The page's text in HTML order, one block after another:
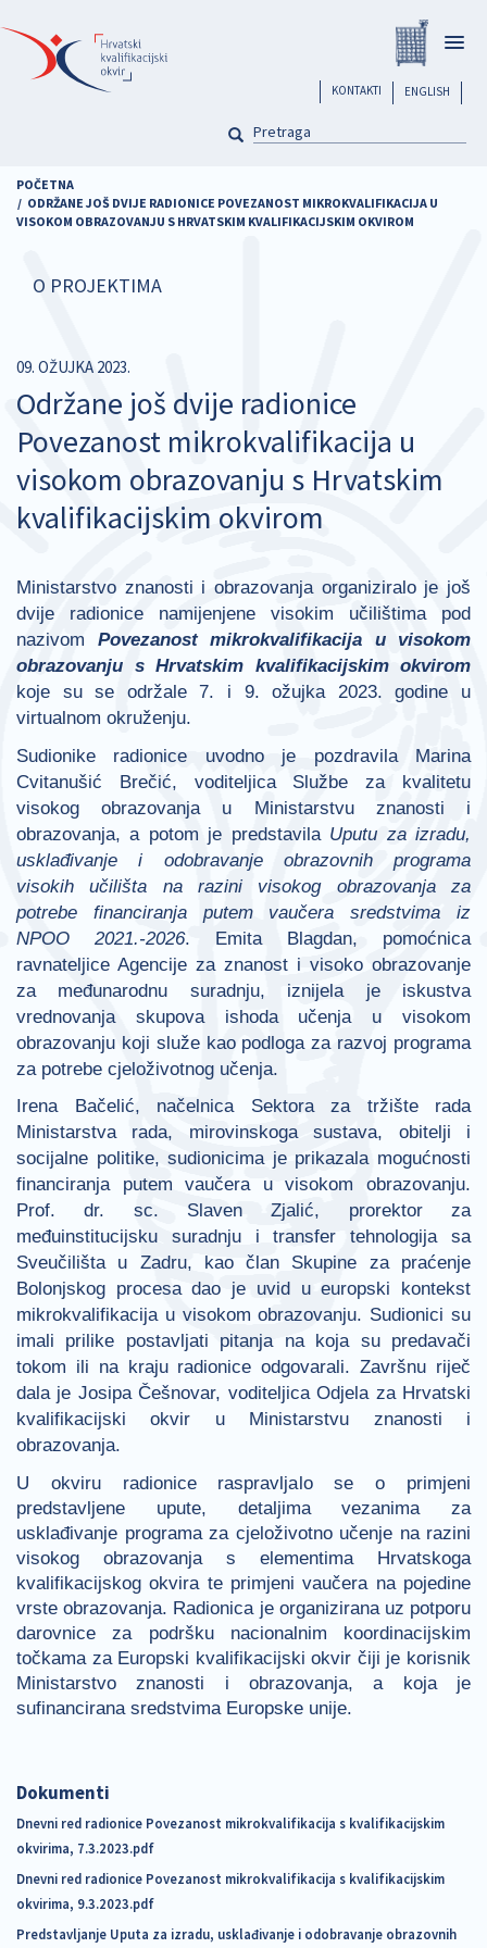
na
glavni
sadržaj
ENGLISH
header
KONTAKTI
PRETRAGA
POČETNA
ODRŽANE JOŠ DVIJE RADIONICE POVEZANOST MIKROKVALIFIKACIJA U
VISOKOM OBRAZOVANJU S HRVATSKIM KVALIFIKACIJSKIM OKVIROM
O PROJEKTIMA
09. OŽUJKA 2023.
Održane još dvije radionice
Povezanost mikrokvalifikacija u
visokom obrazovanju s Hrvatskim
kvalifikacijskim okvirom
Ministarstvo znanosti i obrazovanja organiziralo je još
dvije radionice namijenjene visokim učilištima pod
nazivom Povezanost mikrokvalifikacija u visokom
obrazovanju s Hrvatskim kvalifikacijskim okvirom
koje su se održale 7. i 9. ožujka 2023. godine u
virtualnom okruženju.
Sudionike radionice uvodno je pozdravila Marina
Cvitanušić Brečić, voditeljica Službe za kvalitetu
visokog obrazovanja u Ministarstvu znanosti i
obrazovanja, a potom je predstavila Uputu za izradu,
usklađivanje i odobravanje obrazovnih programa
visokih učilišta na razini visokog obrazovanja za
potrebe financiranja putem vaučera sredstvima iz
NPOO 2021.-2026. Emita Blagdan, pomoćnica
ravnateljice Agencije za znanost i visoko obrazovanje
za međunarodnu suradnju, iznijela je iskustva
vrednovanja skupova ishoda učenja u visokom
obrazovanju koji služe kao podloga za razvoj programa
za potrebe cjeloživotnog učenja.
Irena Bačelić, načelnica Sektora za tržište rada
Ministarstva rada, mirovinskoga sustava, obitelji i
socijalne politike, sudionicima je prikazala mogućnosti
financiranja putem vaučera u visokom obrazovanju.
Prof. dr. sc. Slaven Zjalić, prorektor za
međuinstitucijsku suradnju i transfer tehnologija sa
Sveučilišta u Zadru, kao član Skupine za praćenje
Bolonjskog procesa dao je uvid u europski kontekst
mikrokvalifikacija u visokom obrazovanju. Sudionici su
imali prilike postavljati pitanja na koja su predavači
tokom ili na kraju radionice odgovarali. Završnu riječ
dala je Josipa Češnovar, voditeljica Odjela za Hrvatski
kvalifikacijski okvir u Ministarstvu znanosti i
obrazovanja.
U okviru radionice raspravljalo se o primjeni
predstavljene upute, detaljima vezanima za
usklađivanje programa za cjeloživotno učenje na razini
visokog obrazovanja s elementima Hrvatskoga
kvalifikacijskog okvira te primjeni vaučera na pojedine
vrste obrazovanja. Radionica je organizirana uz potporu
darovnice za podršku nacionalnim koordinacijskim
točkama za Europski kvalifikacijski okvir čiji je korisnik
Ministarstvo znanosti i obrazovanja, a koja je
sufinancirana sredstvima Europske unije.
Dokumenti
Dnevni red radionice Povezanost mikrokvalifikacija s kvalifikacijskim
okvirima, 7.3.2023.pdf
Dnevni red radionice Povezanost mikrokvalifikacija s kvalifikacijskim
okvirima, 9.3.2023.pdf
Predstavljanje Uputa za izradu, usklađivanje i odobravanje obrazovnih